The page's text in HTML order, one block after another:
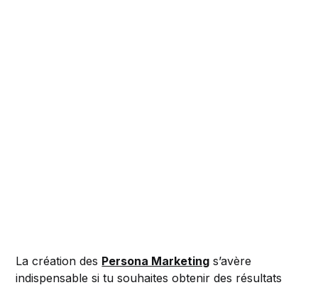
La création des Persona Marketing s’avère
indispensable si tu souhaites obtenir des résultats